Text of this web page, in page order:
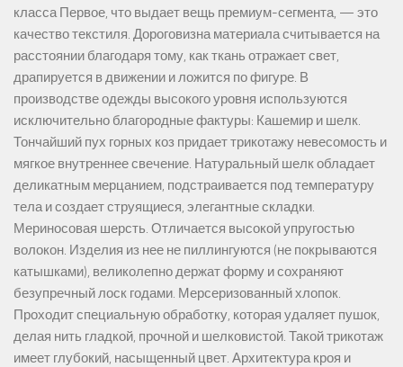
класса Первое, что выдает вещь премиум-сегмента, — это
качество текстиля. Дороговизна материала считывается на
расстоянии благодаря тому, как ткань отражает свет,
драпируется в движении и ложится по фигуре. В
производстве одежды высокого уровня используются
исключительно благородные фактуры: Кашемир и шелк.
Тончайший пух горных коз придает трикотажу невесомость и
мягкое внутреннее свечение. Натуральный шелк обладает
деликатным мерцанием, подстраивается под температуру
тела и создает струящиеся, элегантные складки.
Мериносовая шерсть. Отличается высокой упругостью
волокон. Изделия из нее не пиллингуются (не покрываются
катышками), великолепно держат форму и сохраняют
безупречный лоск годами. Мерсеризованный хлопок.
Проходит специальную обработку, которая удаляет пушок,
делая нить гладкой, прочной и шелковистой. Такой трикотаж
имеет глубокий, насыщенный цвет. Архитектура кроя и